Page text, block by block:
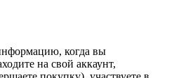
когда вы
на свой аккаунт,